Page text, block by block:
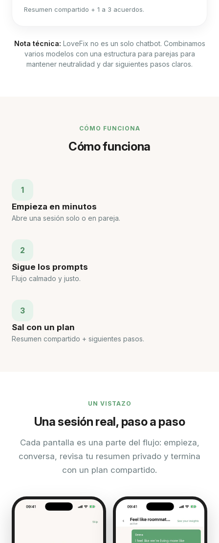
Resumen compartido + 1 a 3 acuerdos.
Nota técnica: LoveFix no es un solo chatbot. Combinamos
varios modelos con una estructura para parejas para
mantener neutralidad y dar siguientes pasos claros.
CÓMO FUNCIONA
Cómo funciona
1
Empieza en minutos
Abre una sesión solo o en pareja.
2
Sigue los prompts
Flujo calmado y justo.
3
Sal con un plan
Resumen compartido + siguientes pasos.
UN VISTAZO
Una sesión real, paso a paso
Cada pantalla es una parte del flujo: empieza,
conversa, revisa tu resumen privado y termina
con un plan compartido.